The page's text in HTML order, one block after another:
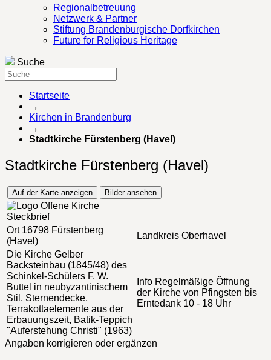
Regionalbetreuung
Netzwerk & Partner
Stiftung Brandenburgische Dorfkirchen
Future for Religious Heritage
Suche
Startseite
→
Kirchen in Brandenburg
→
Stadtkirche Fürstenberg (Havel)
Stadtkirche Fürstenberg (Havel)
Auf der Karte anzeigen Bilder ansehen
Steckbrief
Ort16798 Fürstenberg
(Havel)
Landkreis Oberhavel
Die Kirche Gelber
Backsteinbau (1845/48) des
Schinkel-Schülers F. W.
Buttel in neubyzantinischem
Stil, Sternendecke,
Terrakottaelemente aus der
Erbauungszeit, Batik-Teppich
"Auferstehung Christi" (1963)
Info Regelmäßige Öffnung
der Kirche von Pfingsten bis
Erntedank 10 - 18 Uhr
Angaben korrigieren oder ergänzen